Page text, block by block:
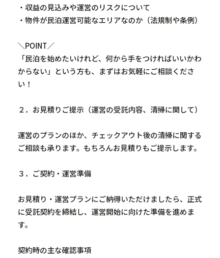
・収益の見込みや運営のリスクについて
・物件が民泊運営可能なエリアなのか（法規制や条例）
＼POINT／
「民泊を始めたいけれど、何から手をつければいいかわ
からない」という方も、まずはお気軽にご相談くださ
い！
２．お見積りご提示（運営の受託内容、清掃に関して）
運営のプランのほか、チェックアウト後の清掃に関する
ご相談も承ります。もちろんお見積りもご提示します。
３．ご契約・運営準備
お見積り・運営プランにご納得いただけましたら、正式
に受託契約を締結し、運営開始に向けた準備を進めま
す。
契約時の主な確認事項